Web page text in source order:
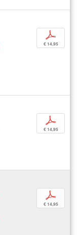
p
€ 14,95
p
€ 14,95
p
€ 14,95